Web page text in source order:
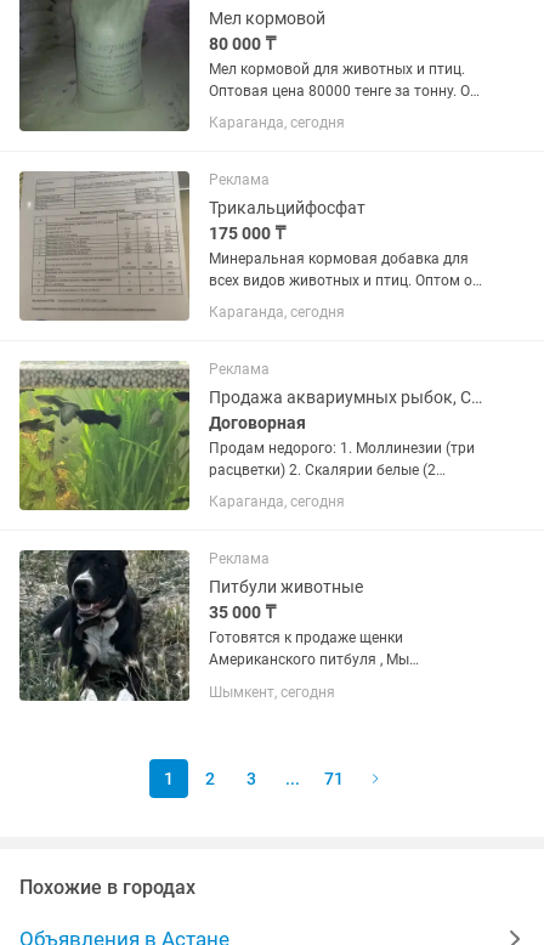
Мел кормовой
80 000 ₸
Мел кормовой для животных и птиц.
Оптовая цена 80000 тенге за тонну. От
5 тонн. Розница 85000 тенге за тонну..
Караганда, сегодня
Реклама
Трикальцийфосфат
175 000 ₸
Минеральная кормовая добавка для
всех видов животных и птиц. Оптом от
5 тонн. Менее цена 185000 тенге.
Караганда, сегодня
Реклама
Продажа аквариумных рыбок, Сортировка
Договорная
Продам недорого: 1. Моллинезии (три
расцветки) 2. Скалярии белые (2
штуки) 3. Ампулярии 4. Креветки
(красные) 5. Гуппи (очень красивые
здоровые, устойчивые к болезням...
Караганда, сегодня
Реклама
Питбули животные
35 000 ₸
Готовятся к продаже щенки
Американского питбуля , Мы
доставка и в другие города. Щенки уже
Шымкент, сегодня
1 2 3 ... 71
Похожие в городах
Объявления в Астане